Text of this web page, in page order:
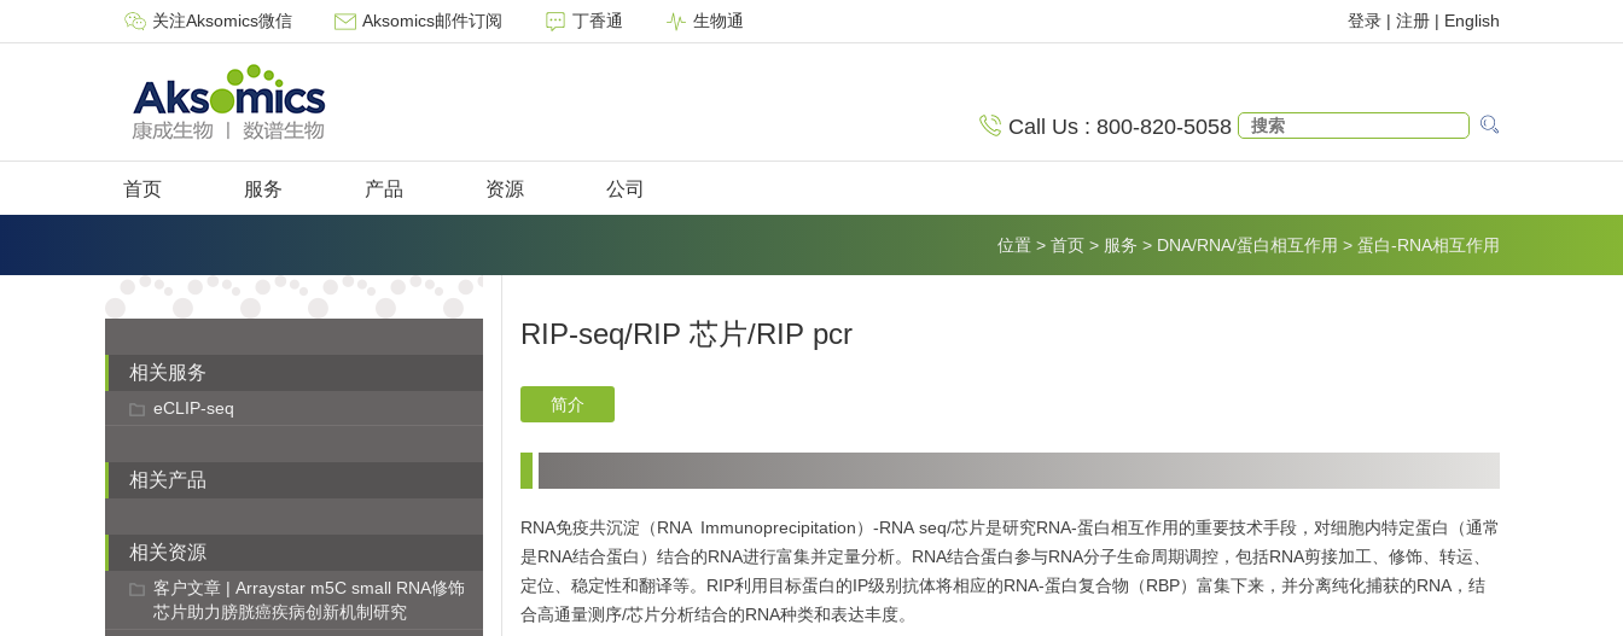
关注Aksomics微信 Aksomics邮件订阅 丁香通 生物通 登录 | 注册 | English
Call Us : 800-820-5058
首页 服务 产品 资源 公司
位置 > 首页 > 服务 > DNA/RNA/蛋白相互作用 > 蛋白-RNA相互作用
相关服务
eCLIP-seq
相关产品
相关资源
客户文章 | Arraystar m5C small RNA修饰
芯片助力膀胱癌疾病创新机制研究
RIP-seq/RIP 芯片/RIP pcr
简介
RNA免疫共沉淀（RNA Immunoprecipitation）-RNA seq/芯片是研究RNA-蛋白相互作用的重要技术手段，对细胞内特定蛋白（通常
是RNA结合蛋白）结合的RNA进行富集并定量分析。RNA结合蛋白参与RNA分子生命周期调控，包括RNA剪接加工、修饰、转运、
定位、稳定性和翻译等。RIP利用目标蛋白的IP级别抗体将相应的RNA-蛋白复合物（RBP）富集下来，并分离纯化捕获的RNA，结
合高通量测序/芯片分析结合的RNA种类和表达丰度。